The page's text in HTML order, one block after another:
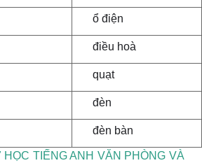
ổ điện
điều hoà
quạt
đèn
đèn bàn
HỌC TIẾNG ANH VĂN PHÒNG VÀ